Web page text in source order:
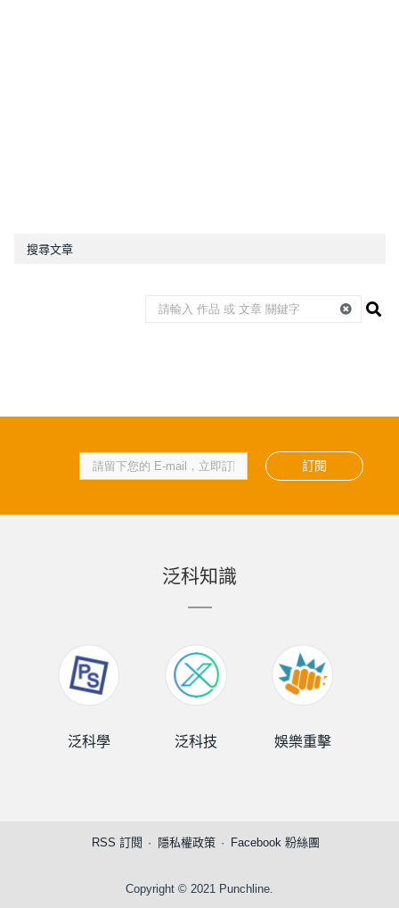
搜尋文章
訂閱
泛科知識
泛科學 泛科技 娛樂重擊
RSS 訂閱 隱私權政策 Facebook 粉絲團
Copyright © 2021 Punchline.